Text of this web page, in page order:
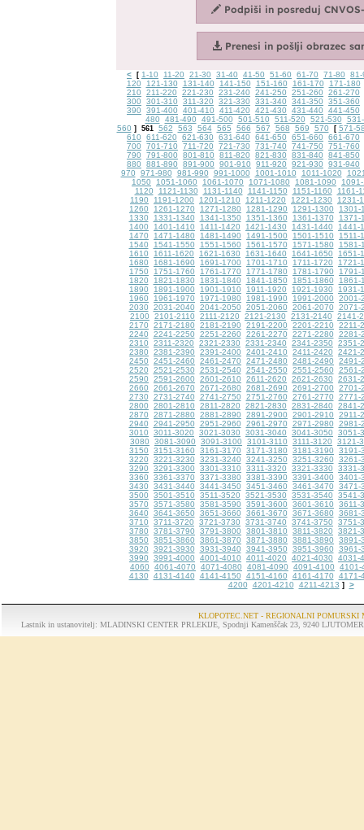
< [ 1-10 11-20 21-30 31-40 41-50 51-60 61-70 71-80
81-
120
121-130 131-140 141-150 151-160 161-170
171-180
210
211-220 221-230 231-240 241-250 251-260
261-270
300
301-310 311-320 321-330 331-340 341-350
351-360
390
391-400 401-410 411-420 421-430 431-440
441-450
480
481-490 491-500 501-510 511-520 521-530
560 ] 561 562 563 564 565 566 567 568 569 570 [ 571-
610
611-620 621-630 631-640 641-650 651-660
661-670
700
701-710 711-720 721-730 731-740 741-750
751-760
790
791-800 801-810 811-820 821-830 831-840
841-850
880
881-890 891-900 901-910 911-920 921-930
931-940
970
971-980 981-990 991-1000 1001-1010 1011-1020
1050
1051-1060 1061-1070 1071-1080 1081-1090
1120
1121-1130 1131-1140 1141-1150 1151-1160
1161-
1190
1191-1200 1201-1210 1211-1220 1221-1230
1231-
1260
1261-1270 1271-1280 1281-1290 1291-1300
1301-
1330
1331-1340 1341-1350 1351-1360 1361-1370
1371-
1400
1401-1410 1411-1420 1421-1430 1431-1440
1441-
1470
1471-1480 1481-1490 1491-1500 1501-1510
1511-
1540
1541-1550 1551-1560 1561-1570 1571-1580
1581-
1610
1611-1620 1621-1630 1631-1640 1641-1650
1651-
1680
1681-1690 1691-1700 1701-1710 1711-1720
1721-
1750
1751-1760 1761-1770 1771-1780 1781-1790
1791-
1820
1821-1830 1831-1840 1841-1850 1851-1860
1861-
1890
1891-1900 1901-1910 1911-1920 1921-1930
1931-
1960
1961-1970 1971-1980 1981-1990 1991-2000
2001-
2030
2031-2040 2041-2050 2051-2060 2061-2070
2071-
2100
2101-2110 2111-2120 2121-2130 2131-2140
2141-
2170
2171-2180 2181-2190 2191-2200 2201-2210
2211-
2240
2241-2250 2251-2260 2261-2270 2271-2280
2281-
2310
2311-2320 2321-2330 2331-2340 2341-2350
2351-
2380
2381-2390 2391-2400 2401-2410 2411-2420
2421-
2450
2451-2460 2461-2470 2471-2480 2481-2490
2491-
2520
2521-2530 2531-2540 2541-2550 2551-2560
2561-
2590
2591-2600 2601-2610 2611-2620 2621-2630
2631-
2660
2661-2670 2671-2680 2681-2690 2691-2700
2701-
2730
2731-2740 2741-2750 2751-2760 2761-2770
2771-
2800
2801-2810 2811-2820 2821-2830 2831-2840
2841-
2870
2871-2880 2881-2890 2891-2900 2901-2910
2911-
2940
2941-2950 2951-2960 2961-2970 2971-2980
2981-
3010
3011-3020 3021-3030 3031-3040 3041-3050
3051-
3080
3081-3090 3091-3100 3101-3110 3111-3120
3121-
3150
3151-3160 3161-3170 3171-3180 3181-3190
3191-
3220
3221-3230 3231-3240 3241-3250 3251-3260
3261-
3290
3291-3300 3301-3310 3311-3320 3321-3330
3331-
3360
3361-3370 3371-3380 3381-3390 3391-3400
3401-
3430
3431-3440 3441-3450 3451-3460 3461-3470
3471-
3500
3501-3510 3511-3520 3521-3530 3531-3540
3541-
3570
3571-3580 3581-3590 3591-3600 3601-3610
3611-
3640
3641-3650 3651-3660 3661-3670 3671-3680
3681-
3710
3711-3720 3721-3730 3731-3740 3741-3750
3751-
3780
3781-3790 3791-3800 3801-3810 3811-3820
3821-
3850
3851-3860 3861-3870 3871-3880 3881-3890
3891-
3920
3921-3930 3931-3940 3941-3950 3951-3960
3961-
3990
3991-4000 4001-4010 4011-4020 4021-4030
4031-
4060
4061-4070 4071-4080 4081-4090 4091-4100
4101-
4130
4131-4140 4141-4150 4151-4160 4161-4170
4171-
4200
4201-4210 4211-4213 ] >
KLOPOTEC.NET - REGIONALNI POMURSKI
Lastnik in ustanovitelj: MLADINSKI CENTER PRLEKIJE, Spodnji Kamenščak 23, 9240